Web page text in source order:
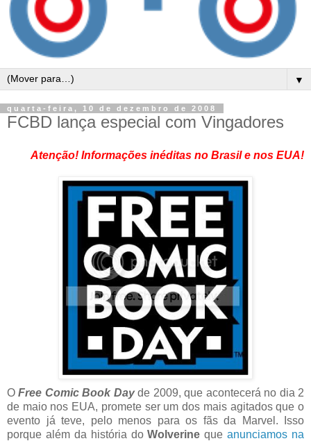
▼
quarta-feira, 10 de dezembro de 2008
FCBD lança especial com Vingadores
Atenção! Informações inéditas no Brasil e nos EUA!
OFree Comic Book Dayde 2009, que acontecerá no dia 2
de maio nos EUA, promete ser um dos mais agitados que o
evento já teve, pelo menos para os fãs da Marvel. Isso
porque além da história doWolverine queanunciamos na